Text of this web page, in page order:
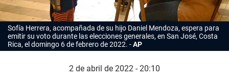
Sofía Herrera, acompañada de su hijo Daniel Mendoza, espera para
emitir su voto durante las elecciones generales, en San José, Costa
Rica, el domingo 6 de febrero de 2022.
AP
2 de abril de 2022 - 20:10